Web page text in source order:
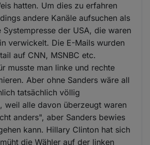
hatten. Um dies zu erfahren
andere Kanäle aufsuchen als
Systempresse der USA, die waren
verwickelt. Die E-Mails wurden
auf CNN, MSNBC etc.
musste man linke und rechte
Aber ohne Sanders wäre all
tatsächlich völlig
weil alle davon überzeugt waren
anders", aber Sanders bewies
kann. Hillary Clinton hat sich
die Wähler auf der linken